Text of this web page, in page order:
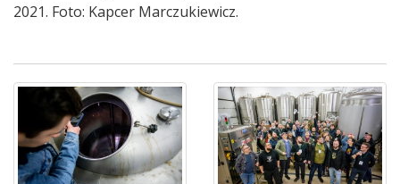
2021. Foto: Kapcer Marczukiewicz.